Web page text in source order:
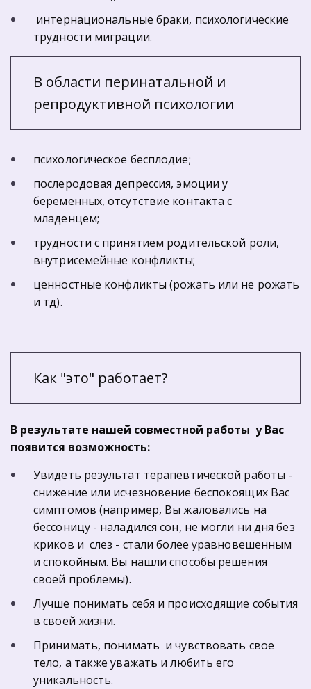
интернациональные браки, психологические
трудности миграции.
В области перинатальной и
репродуктивной психологии
психологическое бесплодие;
послеродовая депрессия, эмоции у
беременных, отсутствие контакта с
младенцем;
трудности с принятием родительской роли,
внутрисемейные конфликты;
ценностные конфликты (рожать или не рожать
и тд).
Как "это" работает?
В результате нашей совместной работы  у Вас
появится возможность:
Увидеть результат терапевтической работы -
снижение или исчезновение беспокоящих Вас
симптомов (например, Вы жаловались на
бессоницу - наладился сон, не могли ни дня без
криков и  слез - стали более уравновешенным
и спокойным. Вы нашли способы решения
своей проблемы).
Лучше понимать себя и происходящие события
в своей жизни.
Принимать, понимать  и чувствовать свое
тело, а также уважать и любить его
уникальность.